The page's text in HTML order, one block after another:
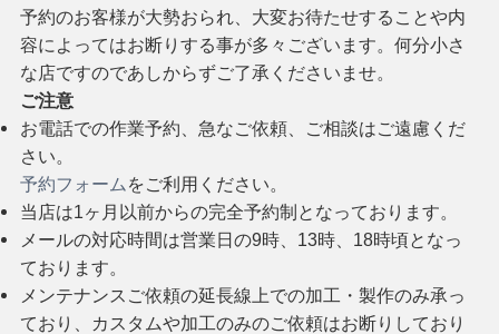
予約のお客様が大勢おられ、大変お待たせすることや内
容によってはお断りする事が多々ございます。何分小さ
な店ですのであしからずご了承くださいませ。
ご注意
お電話での作業予約、急なご依頼、ご相談はご遠慮くだ
さい。
予約フォーム をご利用ください。
当店は1ヶ月以前からの完全予約制となっております。
メールの対応時間は営業日の9時、13時、18時頃となっ
ております。
メンテナンスご依頼の延長線上での加工・製作のみ承っ
ており、カスタムや加工のみのご依頼はお断りしており